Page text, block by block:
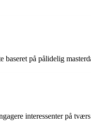
på pålidelig
interessenter på